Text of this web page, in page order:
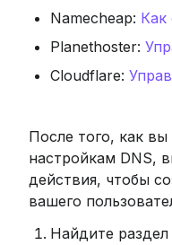
Namecheap: Как
Planethoster:
Cloudflare:
После того, как
настройкам DNS,
действия, чтобы
вашего
Найдите